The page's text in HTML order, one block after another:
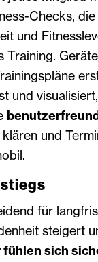
Checks,
und
Training.
und
und
für
steigert
sich